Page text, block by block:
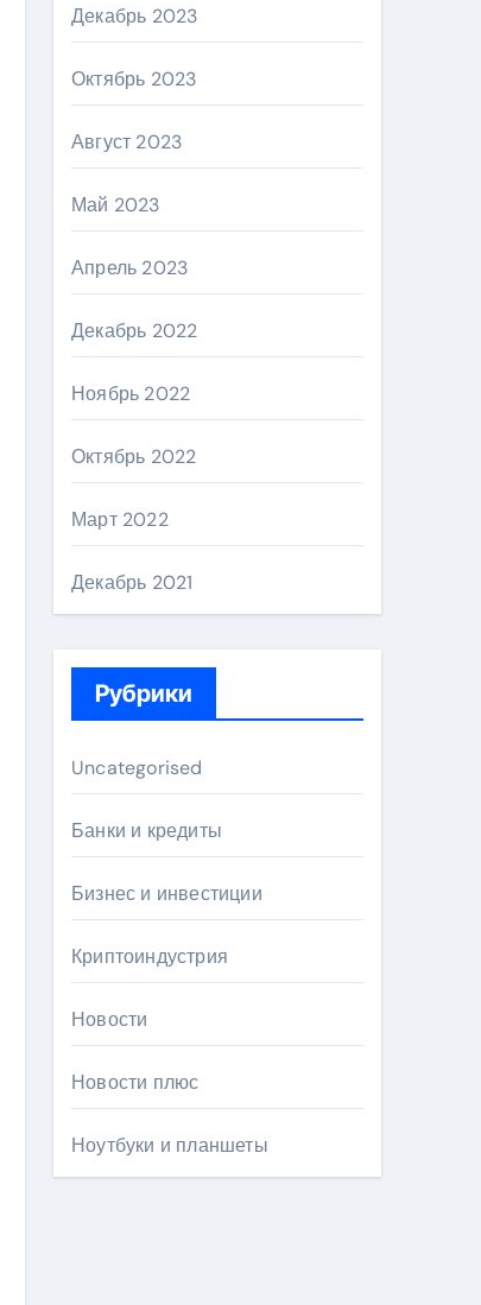
Декабрь 2023
Октябрь 2023
Август 2023
Май 2023
Апрель 2023
Декабрь 2022
Ноябрь 2022
Октябрь 2022
Март 2022
Декабрь 2021
Рубрики
Uncategorised
Банки и кредиты
Бизнес и инвестиции
Криптоиндустрия
Новости
Новости плюс
Ноутбуки и планшеты